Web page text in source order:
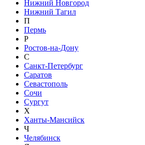
Нижний Новгород
Нижний Тагил
П
Пермь
Р
Ростов-на-Дону
С
Санкт-Петербург
Саратов
Севастополь
Сочи
Сургут
Х
Ханты-Мансийск
Ч
Челябинск